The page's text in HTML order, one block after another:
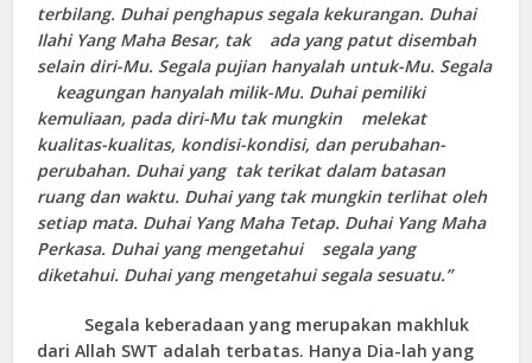
terbilang. Duhai penghapus segala kekurangan. Duhai
Ilahi Yang Maha Besar, tak ada yang patut disembah
selain diri-Mu. Segala pujian hanyalah untuk-Mu. Segala
keagungan hanyalah milik-Mu. Duhai pemiliki
kemuliaan, pada diri-Mu tak mungkin melekat
kualitas-kualitas, kondisi-kondisi, dan perubahan-
perubahan. Duhai yang tak terikat dalam batasan
ruang dan waktu. Duhai yang tak mungkin terlihat oleh
setiap mata. Duhai Yang Maha Tetap. Duhai Yang Maha
Perkasa. Duhai yang mengetahui segala yang
diketahui. Duhai yang mengetahui segala sesuatu.”
Segala keberadaan yang merupakan makhluk
dari Allah SWT adalah terbatas. Hanya Dia-lah yang